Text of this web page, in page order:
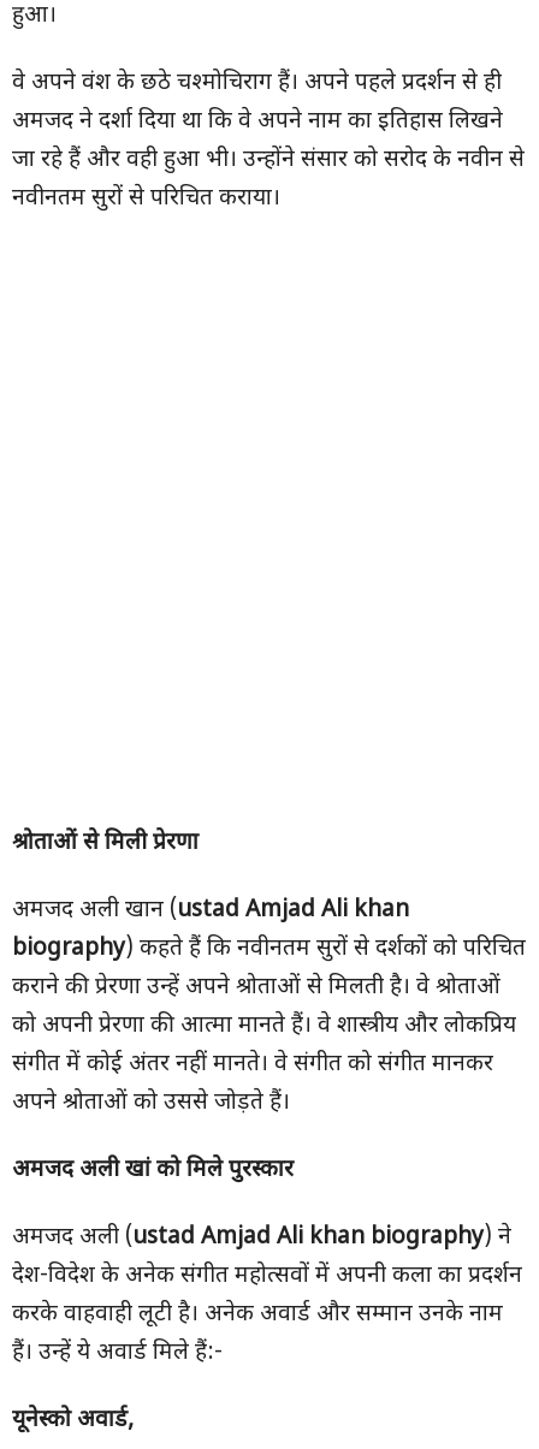
हुआ।
वे अपने वंश के छठे चश्मोचिराग हैं। अपने पहले प्रदर्शन से ही
अमजद ने दर्शा दिया था कि वे अपने नाम का इतिहास लिखने
जा रहे हैं और वही हुआ भी। उन्होंने संसार को सरोद के नवीन से
नवीनतम सुरों से परिचित कराया।
श्रोताओं से मिली प्रेरणा
अमजद अली खान (ustad Amjad Ali khan
biography) कहते हैं कि नवीनतम सुरों से दर्शकों को परिचित
कराने की प्रेरणा उन्हें अपने श्रोताओं से मिलती है। वे श्रोताओं
को अपनी प्रेरणा की आत्मा मानते हैं। वे शास्त्रीय और लोकप्रिय
संगीत में कोई अंतर नहीं मानते। वे संगीत को संगीत मानकर
अपने श्रोताओं को उससे जोड़ते हैं।
अमजद अली खां को मिले पुरस्कार
अमजद अली (ustad Amjad Ali khan biography) ने
देश-विदेश के अनेक संगीत महोत्सवों में अपनी कला का प्रदर्शन
करके वाहवाही लूटी है। अनेक अवार्ड और सम्मान उनके नाम
हैं। उन्हें ये अवार्ड मिले हैं:-
यूनेस्को अवार्ड,